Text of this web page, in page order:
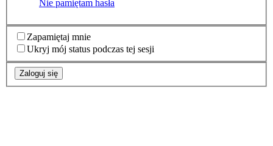
Nie pamiętam hasła
Zapamiętaj mnie
Ukryj mój status podczas tej sesji